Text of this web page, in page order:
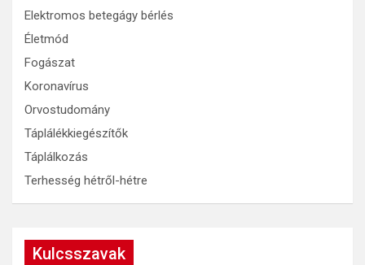
Elektromos betegágy bérlés
Életmód
Fogászat
Koronavírus
Orvostudomány
Táplálékkiegészítők
Táplálkozás
Terhesség hétről-hétre
Kulcsszavak